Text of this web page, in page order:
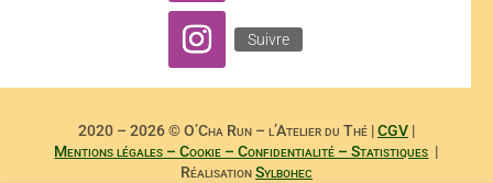
Suivre
2020 – 2026 © O’Cha Run – l’Atelier du Thé |CGV|
Mentions légales – Cookie – Confidentialité – Statistiques |
RéalisationSylbohec